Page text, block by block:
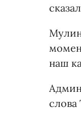
наш
слова